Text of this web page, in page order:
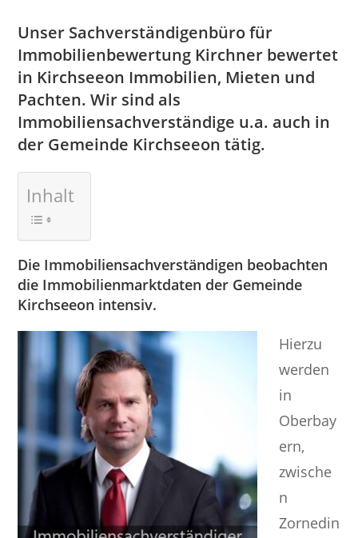
Unser Sachverständigenbüro für
Immobilienbewertung Kirchner bewertet
in Kirchseeon Immobilien, Mieten und
Pachten. Wir sind als
Immobiliensachverständige u.a. auch in
der Gemeinde Kirchseeon tätig.
Inhalt
Die Immobiliensachverständigen beobachten
die Immobilienmarktdaten der Gemeinde
Kirchseeon intensiv.
Hierzu
werden
in
Oberbay
ern,
zwische
n
Zornedin